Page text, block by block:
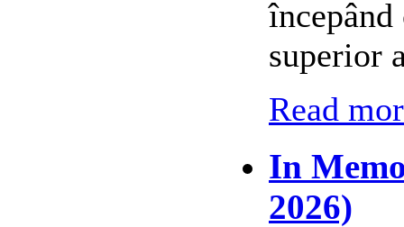
superior
Read
In
2026)